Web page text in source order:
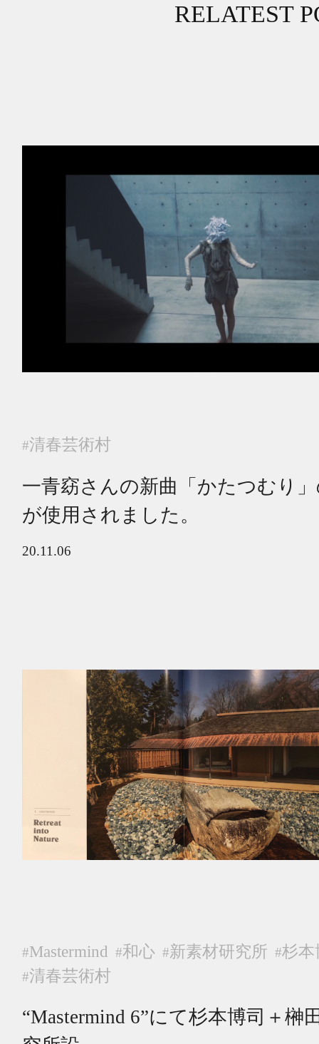
RELATEST
#清春芸術村
一青窈さんの新曲「かたつむり
が使用されました。
20.11.06
#Mastermind #和心 #新素材研究所 #杉本
#清春芸術村
“Mastermind 6”にて杉本博司＋榊